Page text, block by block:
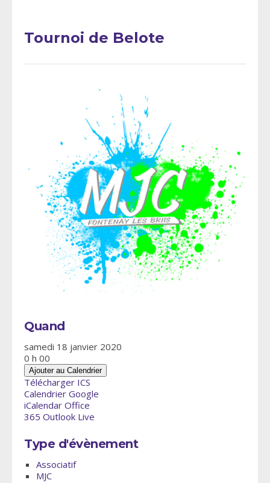
Tournoi de Belote
Quand
samedi 18 janvier 2020
0 h 00
Ajouter au Calendrier
Télécharger ICS
Calendrier Google
iCalendar Office
365 Outlook Live
Type d'évènement
Associatif
MJC